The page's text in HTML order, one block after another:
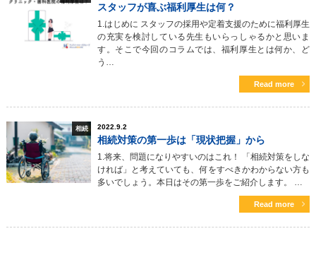
スタッフが喜ぶ福利厚生は何？
1.はじめに スタッフの採用や定着支援のために福利厚生
の充実を検討している先生もいらっしゃるかと思いま
す。そこで今回のコラムでは、福利厚生とは何か、ど
う…
Read more
相続 2022.9.2
相続対策の第一歩は「現状把握」から
1.将来、問題になりやすいのはこれ！ 「相続対策をしな
ければ」と考えていても、何をすべきかわからない方も
多いでしょう。本日はその第一歩をご紹介します。 …
Read more